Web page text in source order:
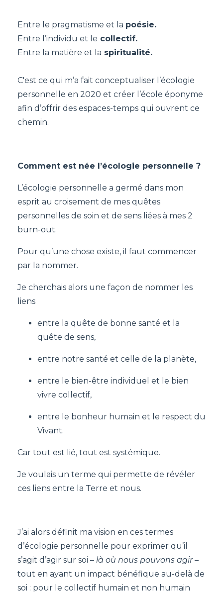
Entre le pragmatisme et la poésie.
Entre l’individu et le collectif.
Entre la matière et la spiritualité.
C'est ce qui m’a fait conceptualiser l’écologie
personnelle en 2020 et créer l’école éponyme
afin d’offrir des espaces-temps qui ouvrent ce
chemin.
Comment est née l’écologie personnelle ?
L’écologie personnelle a germé dans mon
esprit au croisement de mes quêtes
personnelles de soin et de sens liées à mes 2
burn-out.
Pour qu’une chose existe, il faut commencer
par la nommer.
Je cherchais alors une façon de nommer les
liens
entre la quête de bonne santé et la
quête de sens,
entre notre santé et celle de la planète,
entre le bien-être individuel et le bien
vivre collectif,
entre le bonheur humain et le respect du
Vivant.
Car tout est lié, tout est systémique.
Je voulais un terme qui permette de révéler
ces liens entre la Terre et nous.
J’ai alors définit ma vision en ces termes
d’écologie personnelle pour exprimer qu’il
s’agit d’agir sur soi – là où nous pouvons agir–
tout en ayant un impact bénéfique au-delà de
soi : pour le collectif humain et non humain